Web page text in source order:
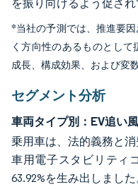
を振り向けるよう促され
*当社の予測では、推進要
く方向性のあるものとし
成長、構成効果、および変
セグメント分析
車両タイプ別：EV追い
乗用車は、法的義務と
車用電子スタビリティ
63.92%を生み出しまし